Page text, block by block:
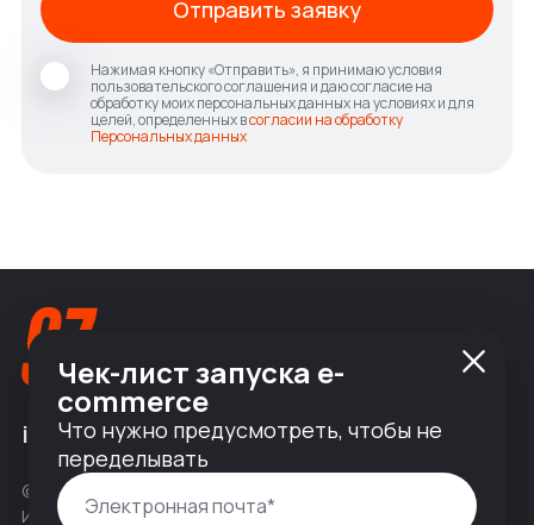
Нажимая кнопку «Отправить», я принимаю условия
пользовательского соглашения и даю согласие на
обработку моих персональных данных на условиях и для
целей, определенных всогласии на обработку
Персональных данных
Отправить заявку
info@nineseven.ru
© 2010 — 2026 ООО «Найнсевен», УНП 191376768,
ИНН 9710142077, КПП 771001001, ОГРН 1247700831377
Чек-лист запуска e-
commerce
Что нужно предусмотреть, чтобы не
переделывать